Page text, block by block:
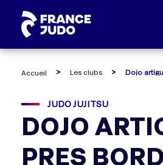
Accueil Les clubs
JUDO JUJITSU
DOJO
PRES